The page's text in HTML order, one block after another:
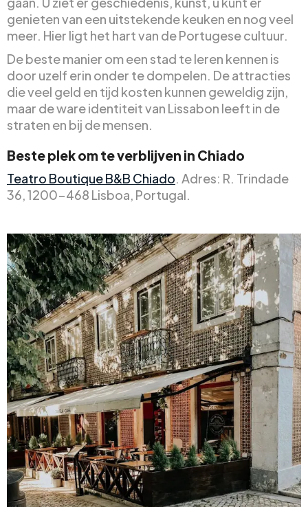
genieten van een uitstekende keuken en nog veel
meer. Hier ligt het hart van de Portugese cultuur.
De beste manier om een stad te leren kennen is
door uzelf erin onder te dompelen. De attracties
die veel geld en tijd kosten kunnen geweldig zijn,
maar de ware identiteit van Lissabon leeft in de
straten en bij de mensen.
Beste plek om te verblijven in Chiado
Teatro Boutique B&B Chiado. Adres: R. Trindade
36, 1200-468 Lisboa, Portugal.